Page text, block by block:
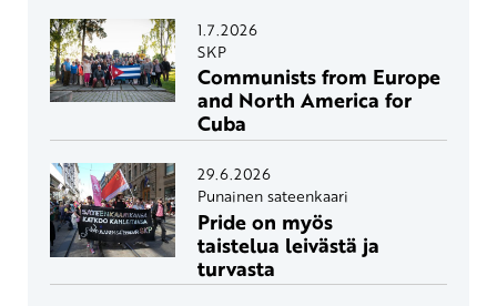
1.7.2026
SKP
Communists from Europe
and North America for
Cuba
29.6.2026
Punainen sateenkaari
Pride on myös
taistelua leivästä ja
turvasta